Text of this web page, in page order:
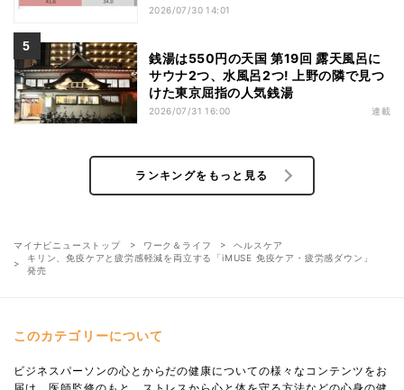
2026/07/30 14:01
銭湯は550円の天国 第19回 露天風呂に
サウナ2つ、水風呂2つ! 上野の隣で見つ
けた東京屈指の人気銭湯
2026/07/31 16:00 連載
ランキングをもっと見る
マイナビニューストップ ワーク＆ライフ
ヘルスケア
キリン、免疫ケアと疲労感軽減を両立する「iMUSE 免疫ケア・疲労感ダウン」
発売
このカテゴリーについて
ビジネスパーソンの心とからだの健康についての様々なコンテンツをお